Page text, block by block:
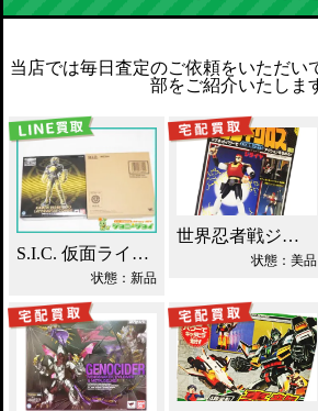
当店では毎日査定のご依頼をいただい
部をご紹介いたしま
S.I.C. 仮面ライダーオーズ ラトラーターコンボ買取
状態：新品
世界忍者戦ジライヤ DX磁気 買取！
状態：美品